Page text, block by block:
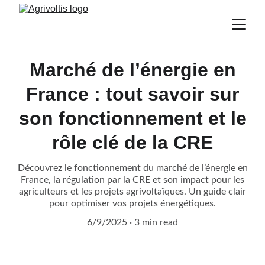
Marché de l’énergie en
France : tout savoir sur
son fonctionnement et le
rôle clé de la CRE
Découvrez le fonctionnement du marché de l’énergie en
France, la régulation par la CRE et son impact pour les
agriculteurs et les projets agrivoltaïques. Un guide clair
pour optimiser vos projets énergétiques.
6/9/2025
3 min read